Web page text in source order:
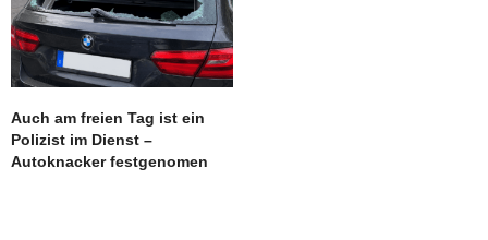
Auch am freien Tag ist ein
Polizist im Dienst –
Autoknacker festgenomen